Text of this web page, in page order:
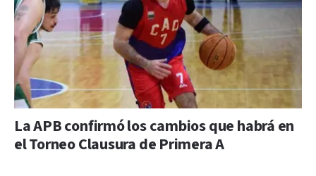
La APB confirmó los cambios que habrá en
el Torneo Clausura de Primera A